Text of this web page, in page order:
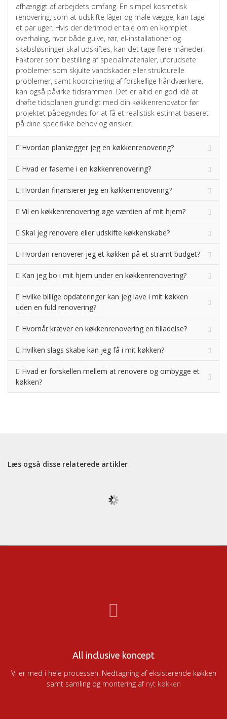
afhængigt af arbejdets omfang. En simpel kosmetisk
renovering, som at udskifte låger og male vægge, kan tage
et par uger. Hvis der derimod er tale om en komplet
overhaling, hvor både gulve, rør, el-installationer og
skabsløsninger skal udskiftes, kan det tage flere måneder.
Faktorer som bestilling af specialmaterialer, uforudsete
problemer som skjulte vandskader eller strukturelle
problemer, samt koordinering af forskellige håndværkere,
kan også påvirke tidsrammen. Det er altid en god idé at
drøfte tidsplanen grundigt med din køkkenrenovator før
projektet påbegyndes for at få et realistisk estimat baseret
på dine specifikke behov og ønsker.
Hvordan planlægger jeg en køkkenrenovering?
Hvad er faserne i en køkkenrenovering?
Hvordan finansierer jeg en køkkenrenovering?
Vil en køkkenrenovering øge værdien af mit hjem?
Skal jeg renovere eller udskifte køkkenskabe?
Hvordan renoverer jeg et køkken på et stramt budget?
Kan jeg bo i mit hjem under en køkkenrenovering?
Hvilke billige opdateringer kan jeg lave i mit køkken
uden en fuld renovering?
Hvornår kræver en køkkenrenovering en tilladelse?
Hvilken slags skabe kan jeg få i mit køkken?
Hvad er forskellen mellem at renovere og ombygge et
køkken?
Læs også disse relaterede artikler
All inclusive koncept
Vi er med i hele processen. Nedtagning af eksisterende køkken
samt samling og montering af nyt køkken